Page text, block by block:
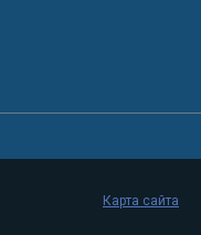
Карта сайта